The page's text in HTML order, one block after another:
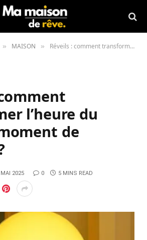
» MAISON » Réveils : comment transformer l’heure du lever en moment de douceur ?
l’heure du
de
2025 0 5 MINS READ